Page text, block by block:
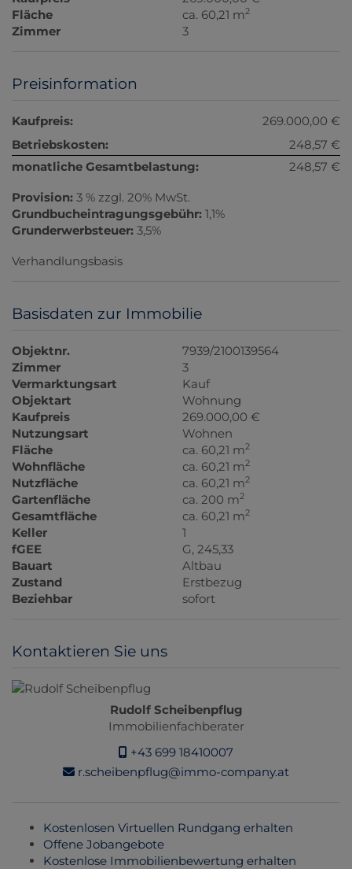
Fläche
ca. 60,21 m2
Zimmer 3
Preisinformation
Kaufpreis:
269.000,00 €
Betriebskosten:
248,57 €
monatliche Gesamtbelastung:
248,57 €
Provision: 3 % zzgl. 20% MwSt.
Grundbucheintragungsgebühr: 1,1%
Grunderwerbsteuer: 3,5%
Verhandlungsbasis
Basisdaten zur Immobilie
Objektnr.
7939/2100139564
Zimmer
3
Vermarktungsart
Kauf
Objektart
Wohnung
Kaufpreis
269.000,00 €
Nutzungsart
Wohnen
Fläche
ca. 60,21 m2
Wohnfläche ca. 60,21 m2
Nutzfläche ca. 60,21 m2
Gartenfläche ca. 200 m2
Gesamtfläche ca. 60,21 m2
Keller
1
fGEE
G, 245,33
Bauart
Altbau
Zustand
Erstbezug
Beziehbar
sofort
Kontaktieren Sie uns
Rudolf Scheibenpflug
Immobilienfachberater
+43 699 18410007
r.scheibenpflug@immo-company.at
Kostenlosen Virtuellen Rundgang erhalten
Offene Jobangebote
Kostenlose Immobilienbewertung erhalten